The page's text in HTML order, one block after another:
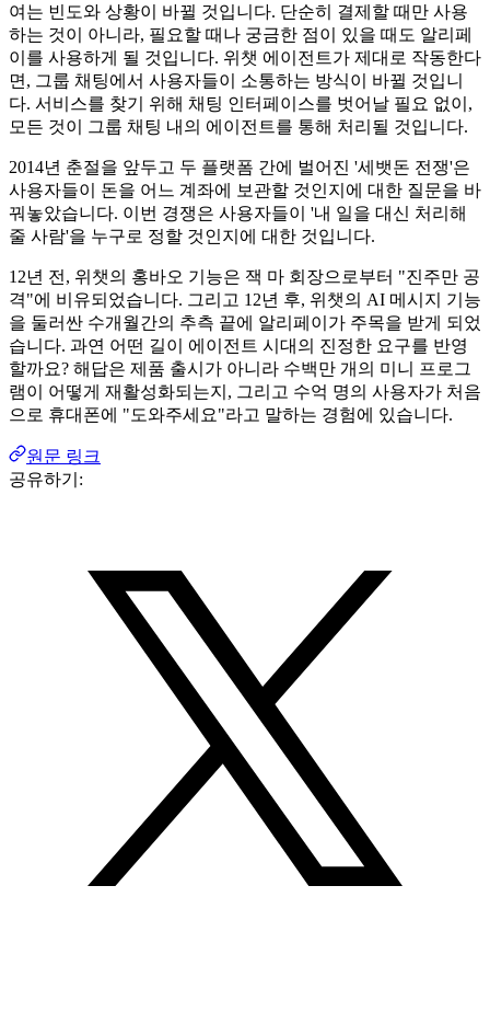
여는 빈도와 상황이 바뀔 것입니다. 단순히 결제할 때만 사용
하는 것이 아니라, 필요할 때나 궁금한 점이 있을 때도 알리페
이를 사용하게 될 것입니다. 위챗 에이전트가 제대로 작동한다
면, 그룹 채팅에서 사용자들이 소통하는 방식이 바뀔 것입니
다. 서비스를 찾기 위해 채팅 인터페이스를 벗어날 필요 없이,
모든 것이 그룹 채팅 내의 에이전트를 통해 처리될 것입니다.
2014년 춘절을 앞두고 두 플랫폼 간에 벌어진 '세뱃돈 전쟁'은
사용자들이 돈을 어느 계좌에 보관할 것인지에 대한 질문을 바
꿔놓았습니다. 이번 경쟁은 사용자들이 '내 일을 대신 처리해
줄 사람'을 누구로 정할 것인지에 대한 것입니다.
12년 전, 위챗의 홍바오 기능은 잭 마 회장으로부터 "진주만 공
격"에 비유되었습니다. 그리고 12년 후, 위챗의 AI 메시지 기능
을 둘러싼 수개월간의 추측 끝에 알리페이가 주목을 받게 되었
습니다. 과연 어떤 길이 에이전트 시대의 진정한 요구를 반영
할까요? 해답은 제품 출시가 아니라 수백만 개의 미니 프로그
램이 어떻게 재활성화되는지, 그리고 수억 명의 사용자가 처음
으로 휴대폰에 "도와주세요"라고 말하는 경험에 있습니다.
원문 링크
공유하기: